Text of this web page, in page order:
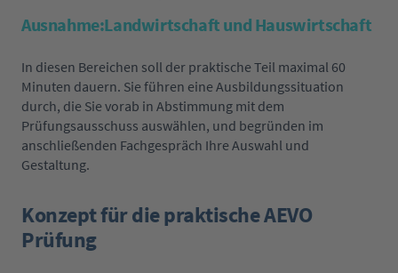
Ausnahme:Landwirtschaft und Hauswirtschaft
In diesen Bereichen soll der praktische Teil maximal 60
Minuten dauern. Sie führen eine Ausbildungssituation
durch, die Sie vorab in Abstimmung mit dem
Prüfungsausschuss auswählen, und begründen im
anschließenden Fachgespräch Ihre Auswahl und
Gestaltung.
Konzept für die praktische AEVO
Prüfung